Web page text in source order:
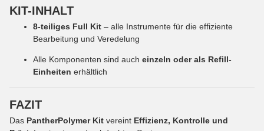
KIT-INHALT
8-teiliges Full Kit – alle Instrumente für die effiziente
Bearbeitung und Veredelung
Alle Komponenten sind auch einzeln oder als Refill-
Einheiten erhältlich
FAZIT
Das PantherPolymer Kit vereint Effizienz, Kontrolle und